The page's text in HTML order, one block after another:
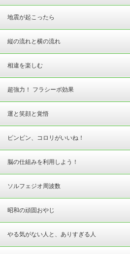
地震が起こったら
縦の流れと横の流れ
相違を楽しむ
超強力！ フラシーボ効果
運と笑顔と覚悟
ピンピン、コロリがいいね！
脳の仕組みを利用しよう！
ソルフェジオ周波数
昭和の頑固おやじ
やる気がない人と、ありすぎる人